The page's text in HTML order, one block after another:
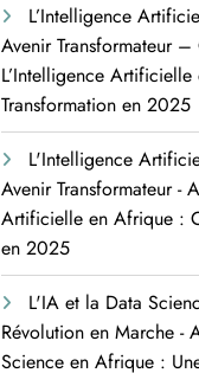
L’Intelligence
Avenir Transformateur
L’Intelligence
Transformation en 2025
L'Intelligence
Avenir Transformateur -
Artificielle en Afrique :
en 2025
L'IA et la Data
Révolution en Marche -
Science en Afrique :